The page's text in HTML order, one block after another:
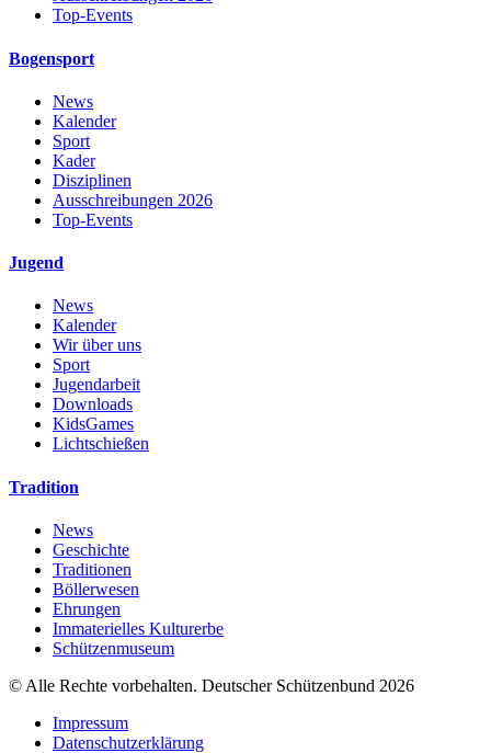
Top-Events
Bogensport
News
Kalender
Sport
Kader
Disziplinen
Ausschreibungen 2026
Top-Events
Jugend
News
Kalender
Wir über uns
Sport
Jugendarbeit
Downloads
KidsGames
Lichtschießen
Tradition
News
Geschichte
Traditionen
Böllerwesen
Ehrungen
Immaterielles Kulturerbe
Schützenmuseum
© Alle Rechte vorbehalten. Deutscher Schützenbund 2026
Impressum
Datenschutzerklärung